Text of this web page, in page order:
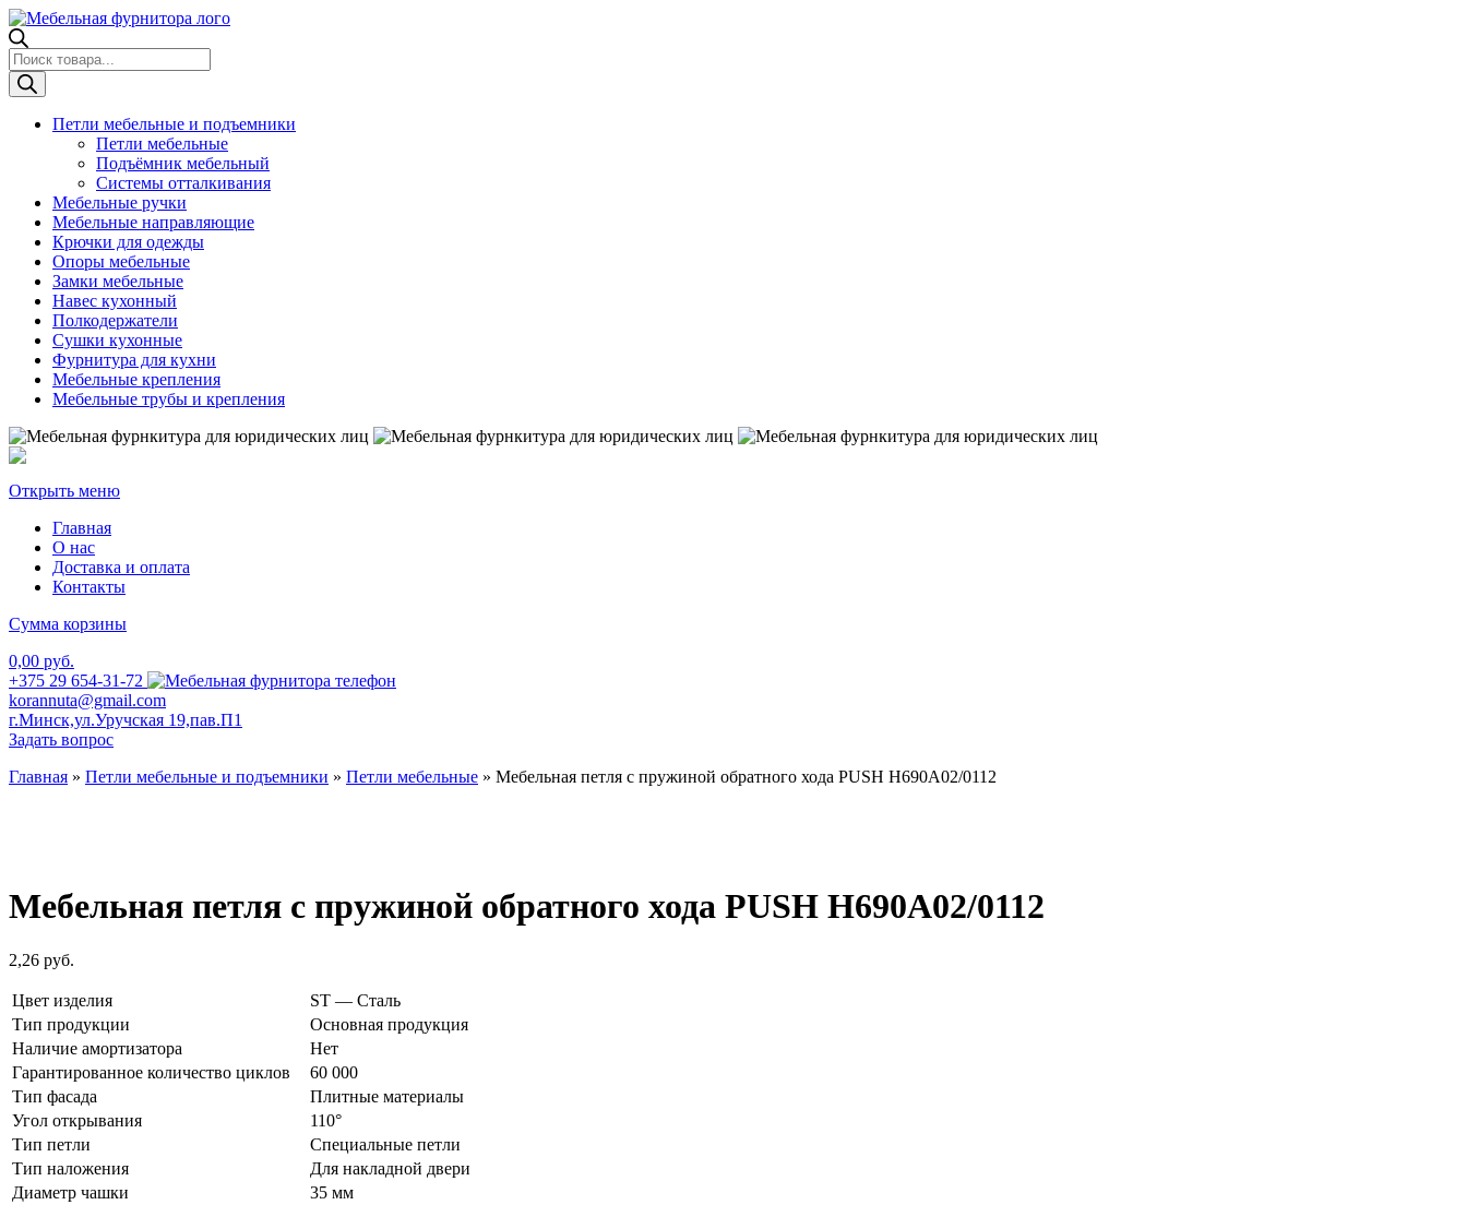
Поиск
товаров
Петли мебельные и подъемники
Петли мебельные
Подъёмник мебельный
Системы отталкивания
Мебельные ручки
Мебельные направляющие
Крючки для одежды
Опоры мебельные
Замки мебельные
Навес кухонный
Полкодержатели
Сушки кухонные
Фурнитура для кухни
Мебельные крепления
Мебельные трубы и крепления
Открыть меню
Главная
О нас
Доставка и оплата
Контакты
Сумма корзины
0,00 руб.
+375 29 654-31-72
korannuta@gmail.com
г.Минск,ул.Уручская 19,пав.П1
Задать вопрос
Главная » Петли мебельные и подъемники » Петли мебельные » Мебельная петля с пружиной обратного хода PUSH H690A02/0112
Мебельная петля с пружиной обратного хода PUSH H690A02/0112
2,26 руб.
Цвет изделия
ST — Сталь
Тип продукции
Основная продукция
Наличие амортизатора
Нет
Гарантированное количество циклов
60 000
Тип фасада
Плитные материалы
Угол открывания
110°
Тип петли
Специальные петли
Тип наложения
Для накладной двери
Диаметр чашки
35 мм